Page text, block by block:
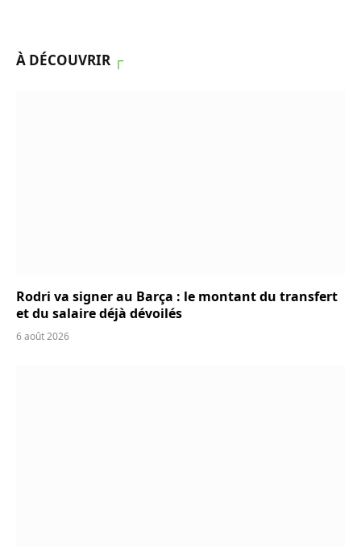
À DÉCOUVRIR ┌
Rodri va signer au Barça : le montant du transfert
et du salaire déjà dévoilés
6 août 2026